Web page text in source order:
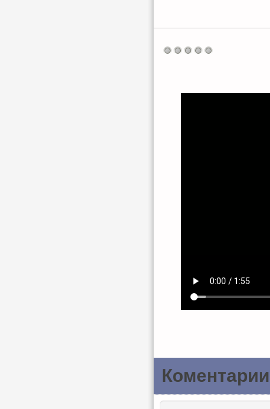
Коментарии